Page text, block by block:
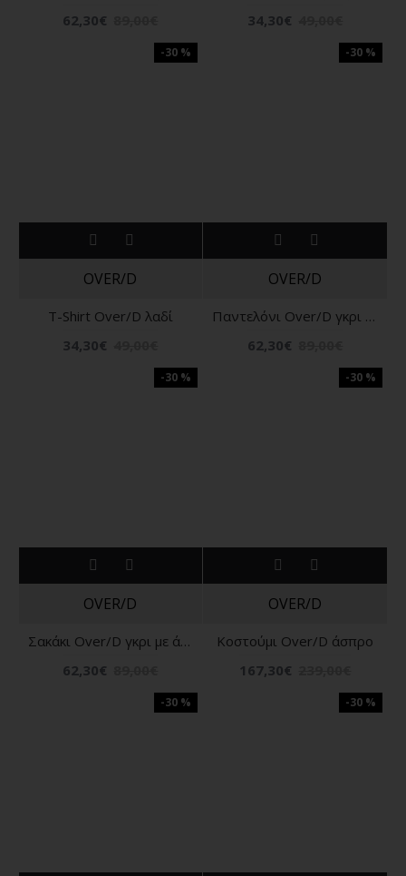
62,30€
34,30€
-30 %
OVER/D
T-Shirt Over/D λαδί
34,30€
-30 %
OVER/D
Παντελόνι Over/D γκρι με άσπρη ρίγα
62,30€
-30 %
OVER/D
Σακάκι Over/D γκρι με άσπρη ρίγα
62,30€
-30 %
OVER/D
Κοστούμι Over/D άσπρο
167,30€
-30 % -30 %